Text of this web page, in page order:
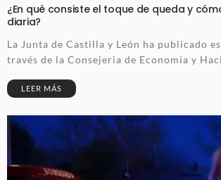
¿En qué consiste el toque de queda y
diaria?
La Junta de Castilla y León ha publicado
través de la Consejeria de Economía y
LEER MÁS